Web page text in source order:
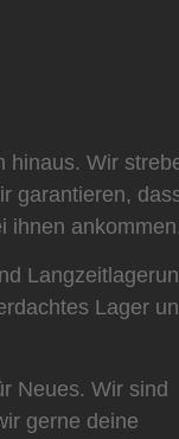
hinaus. Wir
garantieren,
ihnen
Lager
Neues. Wir sind
gerne deine